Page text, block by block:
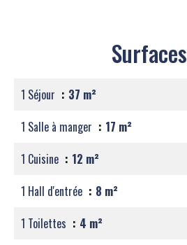
Surfaces
1 Séjour
37 m²
1 Salle à manger
17 m²
1 Cuisine
12 m²
1 Hall d'entrée
8 m²
1 Toilettes
4 m²